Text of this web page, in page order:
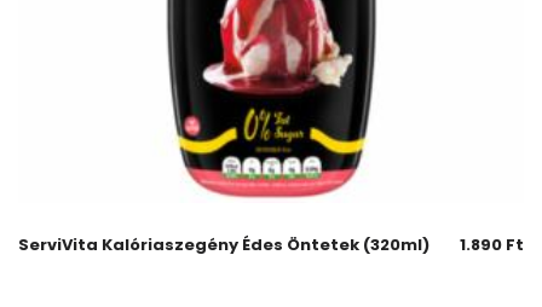
ServiVita Kalóriaszegény Édes Öntetek (320ml) 1.890 Ft